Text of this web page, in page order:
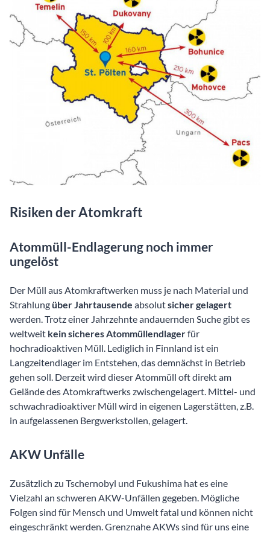
Risiken der Atomkraft
Atommüll-Endlagerung noch immer
ungelöst
Der Müll aus Atomkraftwerken muss je nach Material und
Strahlung über Jahrtausende absolutsicher gelagert
werden. Trotz einer Jahrzehnte andauernden Suche gibt es
weltweit kein sicheres Atommüllendlagerfür
hochradioaktiven Müll. Lediglich in Finnland ist ein
Langzeitendlager im Entstehen, das demnächst in Betrieb
gehen soll. Derzeit wird dieser Atommüll oft direkt am
Gelände des Atomkraftwerks zwischengelagert. Mittel- und
schwachradioaktiver Müll wird in eigenen Lagerstätten, z.B.
in aufgelassenen Bergwerkstollen, gelagert.
AKW Unfälle
Zusätzlich zu Tschernobyl und Fukushima hat es eine
Vielzahl an schweren AKW-Unfällen gegeben. Mögliche
Folgen sind für Mensch und Umwelt fatal und können nicht
eingeschränkt werden. Grenznahe AKWs sind für uns eine